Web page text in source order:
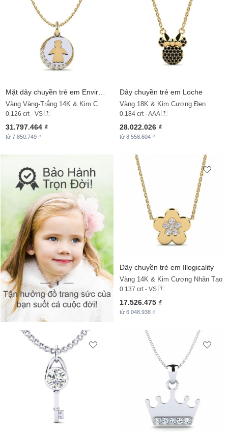
Vàng Vàng-Trắng 14K & Kim Cương Nhân Tạo
0.126 crt - VS
31.797.464 ₫
từ 7.850.749 ₫
Dây chuyền trẻ em Loche
Vàng 18K & Kim Cương Đen
0.184 crt - AAA
28.022.026 ₫
từ 8.558.604 ₫
Dây chuyền trẻ em Illogicality
Vàng 14K & Kim Cương Nhân Tạo
0.137 crt - VS
17.526.475 ₫
từ 6.048.938 ₫